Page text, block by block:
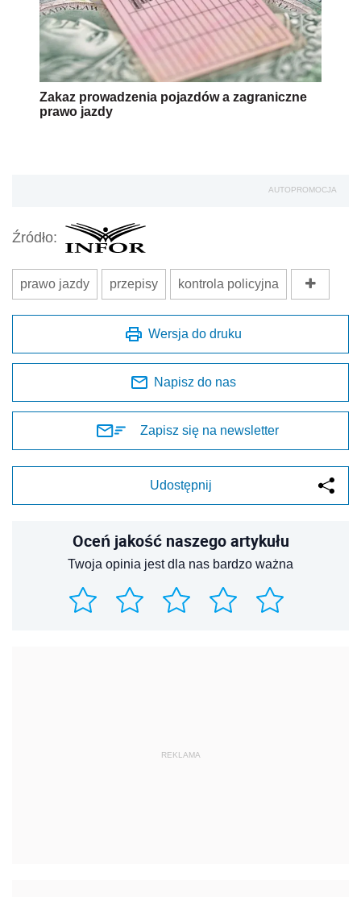
Zakaz prowadzenia pojazdów a zagraniczne
prawo jazdy
AUTOPROMOCJA
Źródło:
prawo jazdy przepisy kontrola policyjna
Wersja do druku
Napisz do nas
Zapisz się na newsletter
Udostępnij
Oceń jakość naszego artykułu
Twoja opinia jest dla nas bardzo ważna
REKLAMA